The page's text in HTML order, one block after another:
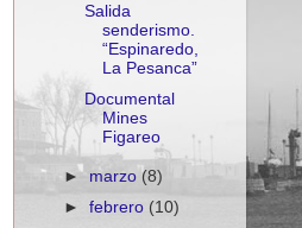
Salida
senderismo.
“Espinaredo,
La Pesanca”
Documental
Mines
Figareo
► marzo(8)
►febrero (10)